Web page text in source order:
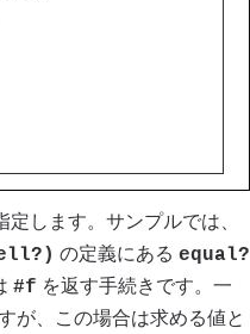
定します。サンプルでは、
の定義にある equal?
#f を返す手続きです。一
が、この場合は求める値と